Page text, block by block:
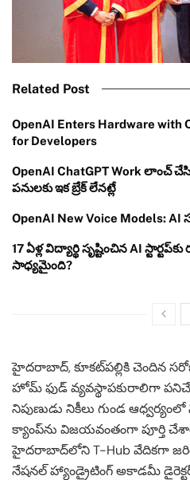
Related Post
OpenAI Enters Hardware with
for Developers
OpenAI ChatGPT Work లాంచ్
పనులకు ఇక బ్రేక్ లేనట్లే
OpenAI New Voice Models: AI
17 ఏళ్ల విద్యార్థి సృష్టించిన AI
సాధ్యమైంది?
హైదరాబాద్‌, కూకట్‌పల్లికి చెందిన
హోమ్ ఫుడ్ వ్యవస్థాపకురాలిగా
నిపుణుడు నికీలు గుండ
క్యాంప్‌ను విజయవంతంగా పూర్తి
హైదరాబాద్‌లోని T-Hub వేదికగా
నేషనల్ హ్యాండ్రైటింగ్ అకాడమీ